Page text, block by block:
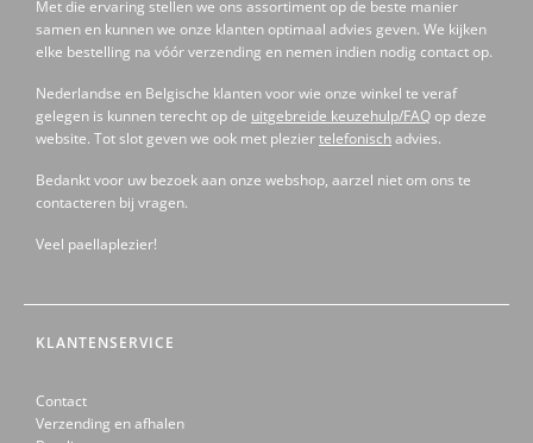
Met die ervaring stellen we ons assortiment op de beste manier
samen en kunnen we onze klanten optimaal advies geven. We kijken
elke bestelling na vóór verzending en nemen indien nodig contact op.
Nederlandse en Belgische klanten voor wie onze winkel te veraf
gelegen is kunnen terecht op de uitgebreide keuzehulp/FAQop deze
website. Tot slot geven we ook met pleziertelefonischadvies.
Bedankt voor uw bezoek aan onze webshop, aarzel niet om ons te
contacteren bij vragen.
Veel paellaplezier!
KLANTENSERVICE
Contact
Verzending en afhalen